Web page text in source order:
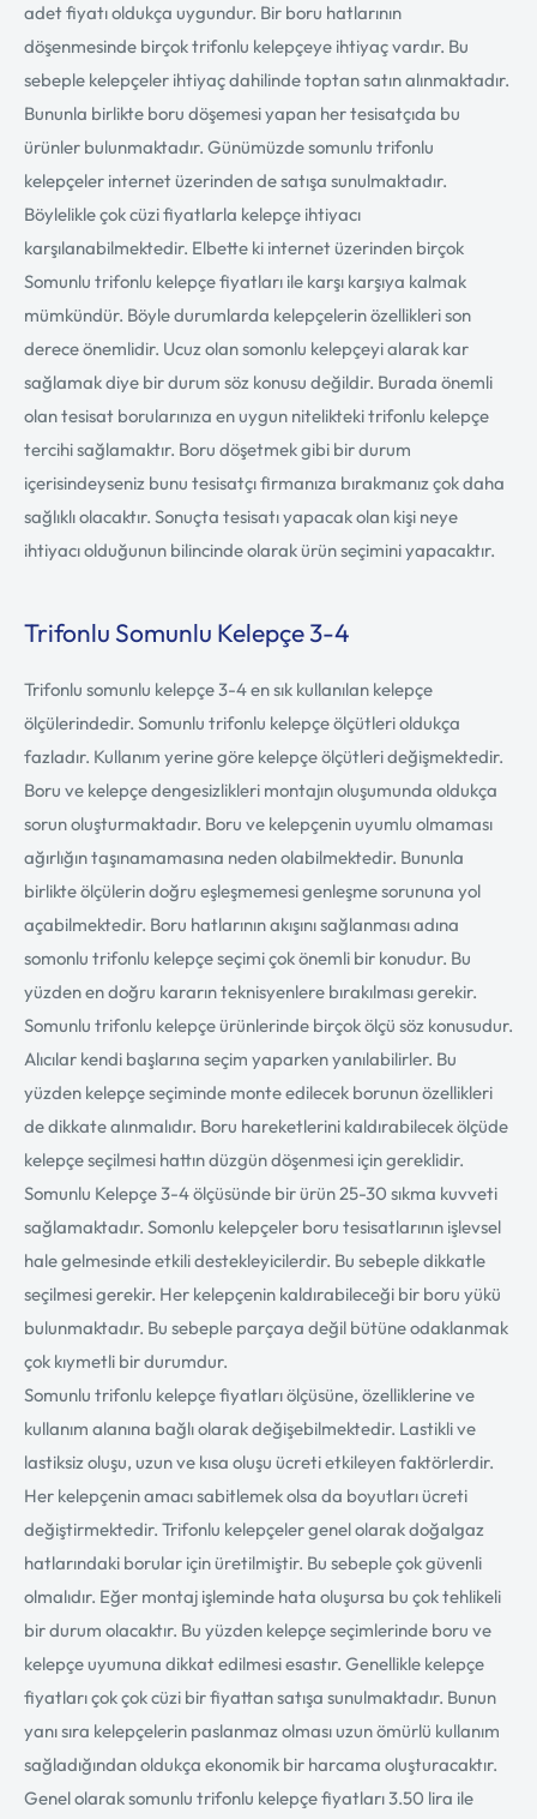
adet fiyatı oldukça uygundur. Bir boru hatlarının
döşenmesinde birçok trifonlu kelepçeye ihtiyaç vardır. Bu
sebeple kelepçeler ihtiyaç dahilinde toptan satın alınmaktadır.
Bununla birlikte boru döşemesi yapan her tesisatçıda bu
ürünler bulunmaktadır. Günümüzde somunlu trifonlu
kelepçeler internet üzerinden de satışa sunulmaktadır.
Böylelikle çok cüzi fiyatlarla kelepçe ihtiyacı
karşılanabilmektedir. Elbette ki internet üzerinden birçok
Somunlu trifonlu kelepçe fiyatları ile karşı karşıya kalmak
mümkündür. Böyle durumlarda kelepçelerin özellikleri son
derece önemlidir. Ucuz olan somonlu kelepçeyi alarak kar
sağlamak diye bir durum söz konusu değildir. Burada önemli
olan tesisat borularınıza en uygun nitelikteki trifonlu kelepçe
tercihi sağlamaktır. Boru döşetmek gibi bir durum
içerisindeyseniz bunu tesisatçı firmanıza bırakmanız çok daha
sağlıklı olacaktır. Sonuçta tesisatı yapacak olan kişi neye
ihtiyacı olduğunun bilincinde olarak ürün seçimini yapacaktır.
Trifonlu Somunlu Kelepçe 3-4
Trifonlu somunlu kelepçe 3-4 en sık kullanılan kelepçe
ölçülerindedir. Somunlu trifonlu kelepçe ölçütleri oldukça
fazladır. Kullanım yerine göre kelepçe ölçütleri değişmektedir.
Boru ve kelepçe dengesizlikleri montajın oluşumunda oldukça
sorun oluşturmaktadır. Boru ve kelepçenin uyumlu olmaması
ağırlığın taşınamamasına neden olabilmektedir. Bununla
birlikte ölçülerin doğru eşleşmemesi genleşme sorununa yol
açabilmektedir. Boru hatlarının akışını sağlanması adına
somonlu trifonlu kelepçe seçimi çok önemli bir konudur. Bu
yüzden en doğru kararın teknisyenlere bırakılması gerekir.
Somunlu trifonlu kelepçe ürünlerinde birçok ölçü söz konusudur.
Alıcılar kendi başlarına seçim yaparken yanılabilirler. Bu
yüzden kelepçe seçiminde monte edilecek borunun özellikleri
de dikkate alınmalıdır. Boru hareketlerini kaldırabilecek ölçüde
kelepçe seçilmesi hattın düzgün döşenmesi için gereklidir.
Somunlu Kelepçe 3-4 ölçüsünde bir ürün 25-30 sıkma kuvveti
sağlamaktadır. Somonlu kelepçeler boru tesisatlarının işlevsel
hale gelmesinde etkili destekleyicilerdir. Bu sebeple dikkatle
seçilmesi gerekir. Her kelepçenin kaldırabileceği bir boru yükü
bulunmaktadır. Bu sebeple parçaya değil bütüne odaklanmak
çok kıymetli bir durumdur.
Somunlu trifonlu kelepçe fiyatları ölçüsüne, özelliklerine ve
kullanım alanına bağlı olarak değişebilmektedir. Lastikli ve
lastiksiz oluşu, uzun ve kısa oluşu ücreti etkileyen faktörlerdir.
Her kelepçenin amacı sabitlemek olsa da boyutları ücreti
değiştirmektedir. Trifonlu kelepçeler genel olarak doğalgaz
hatlarındaki borular için üretilmiştir. Bu sebeple çok güvenli
olmalıdır. Eğer montaj işleminde hata oluşursa bu çok tehlikeli
bir durum olacaktır. Bu yüzden kelepçe seçimlerinde boru ve
kelepçe uyumuna dikkat edilmesi esastır. Genellikle kelepçe
fiyatları çok çok cüzi bir fiyattan satışa sunulmaktadır. Bunun
yanı sıra kelepçelerin paslanmaz olması uzun ömürlü kullanım
sağladığından oldukça ekonomik bir harcama oluşturacaktır.
Genel olarak somunlu trifonlu kelepçe fiyatları 3.50 lira ile